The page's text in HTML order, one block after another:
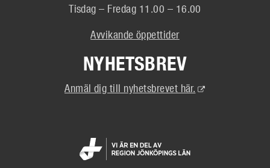
Tisdag – Fredag 11.00 – 16.00
Avvikande öppettider
NYHETSBREV
Anmäl dig till nyhetsbrevet här. (Extern